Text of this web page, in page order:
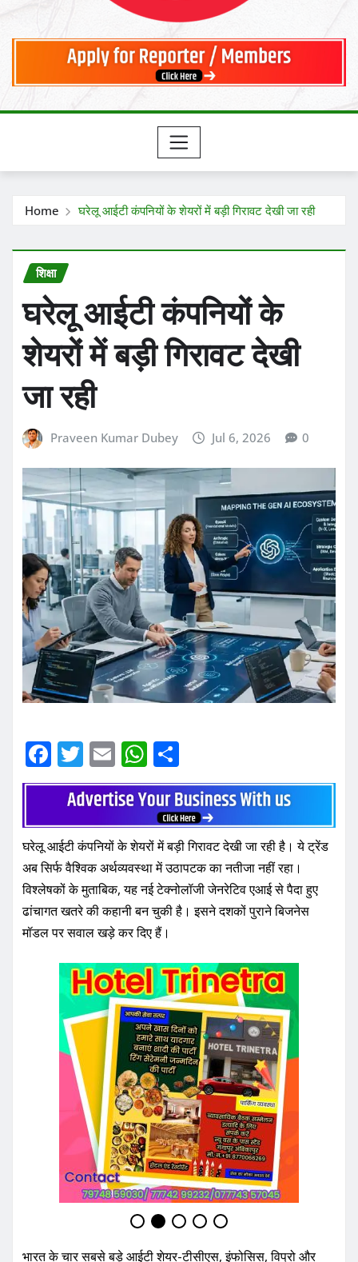
Home घरेलू आईटी कंपनियों के शेयरों में बड़ी गिरावट देखी जा रही
शिक्षा
घरेलू आईटी कंपनियों के
शेयरों में बड़ी गिरावट देखी
जा रही
Praveen Kumar Dubey Jul 6, 2026 0
F
a
e
b
o
o
k
T
w
it
te
r
E
m
ai
l
W
h
at
s
A
p
p
h
ar
e
घरेलू आईटी कंपनियों के शेयरों में बड़ी गिरावट देखी जा रही है। ये ट्रेंड
अब सिर्फ वैश्विक अर्थव्यवस्था में उठापटक का नतीजा नहीं रहा।
विश्लेषकों के मुताबिक, यह नई टेक्नोलॉजी जेनरेटिव एआई से पैदा हुए
ढांचागत खतरे की कहानी बन चुकी है। इसने दशकों पुराने बिजनेस
मॉडल पर सवाल खड़े कर दिए हैं।
भारत के चार सबसे बड़े आईटी शेयर-टीसीएस, इंफोसिस, विप्रो और
एलटीआईमाइंडट्री ऑल-टाइम हाई से 57% तक टूट चुके हैं। 10